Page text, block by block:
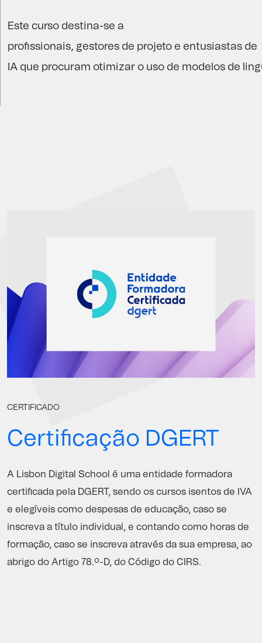
Este curso destina-se a
profissionais, gestores de projeto e entusiastas de
IA que procuram otimizar o uso de modelos de
CERTIFICADO
Certificação DGERT
A Lisbon Digital School é uma entidade formadora
certificada pela DGERT, sendo os cursos isentos de IVA
e elegíveis como despesas de educação, caso se
inscreva a título individual, e contando como horas de
formação, caso se inscreva através da sua empresa, ao
abrigo do Artigo 78.º-D, do Código do CIRS.